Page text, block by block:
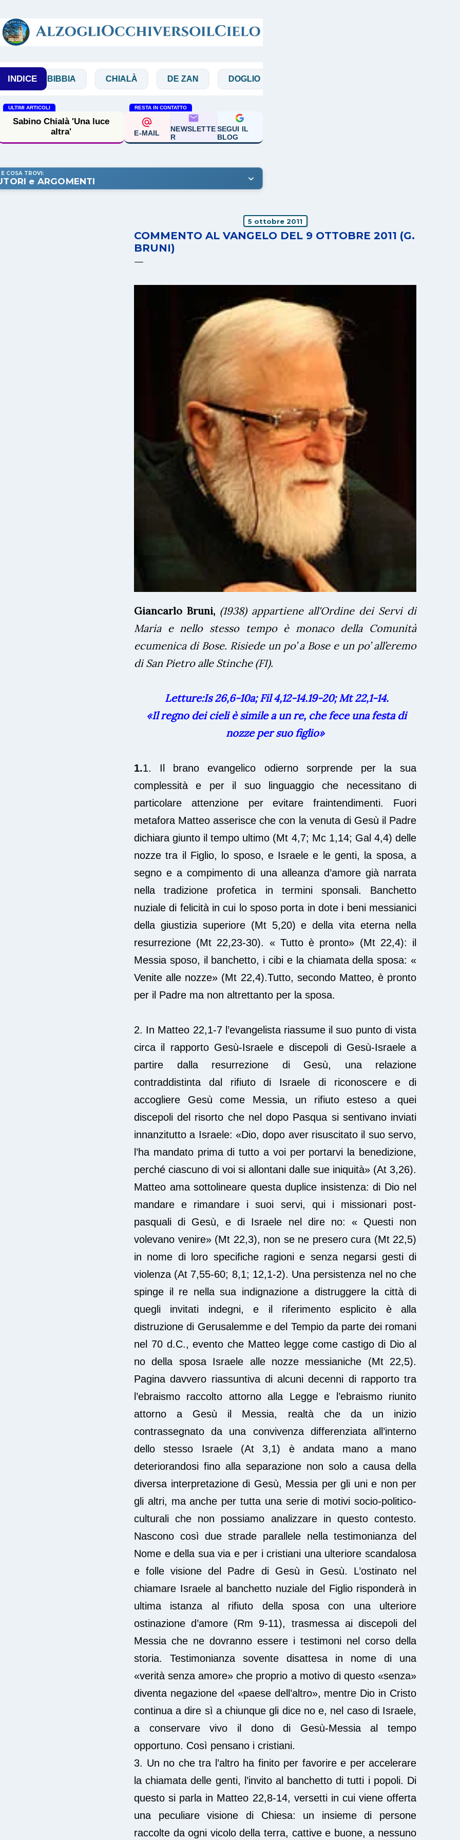
INDICE
BIBBIA CHIALÀ DE ZAN DOGLIO MAGGI
ULTIMI ARTICOLI
Sabino Chialà 'Una luce
altra'
RESTA IN CONTATTO
E-MAIL
NEWSLETTE
R
SEGUI IL
BLOG
E COSA TROVI:
e ARGOMENTI
5 ottobre 2011
COMMENTO AL VANGELO DEL 9 OTTOBRE 2011 (G.
BRUNI)
Giancarlo Bruni, (1938) appartiene all'Ordine dei Servi di
Maria e nello stesso tempo è monaco della Comunità
ecumenica di Bose. Risiede un po’ a Bose e un po’ all’eremo
di San Pietro alle Stinche (FI).
Letture:Is 26,6-10a; Fil 4,12-14.19-20; Mt 22,1-14.
«Il regno dei cieli è simile a un re, che fece una festa di
nozze per suo figlio»
1.1. Il brano evangelico odierno sorprende per la sua
complessità e per il suo linguaggio che necessitano di
particolare attenzione per evitare fraintendimenti. Fuori
metafora Matteo asserisce che con la venuta di Gesù il Padre
dichiara giunto il tempo ultimo (Mt 4,7; Mc 1,14; Gal 4,4) delle
nozze tra il Figlio, lo sposo, e Israele e le genti, la sposa, a
segno e a compimento di una alleanza d’amore già narrata
nella tradizione profetica in termini sponsali. Banchetto
nuziale di felicità in cui lo sposo porta in dote i beni messianici
della giustizia superiore (Mt 5,20) e della vita eterna nella
resurrezione (Mt 22,23-30). « Tutto è pronto» (Mt 22,4): il
Messia sposo, il banchetto, i cibi e la chiamata della sposa: «
Venite alle nozze» (Mt 22,4).Tutto, secondo Matteo, è pronto
per il Padre ma non altrettanto per la sposa.
2. In Matteo 22,1-7 l’evangelista riassume il suo punto di vista
circa il rapporto Gesù-Israele e discepoli di Gesù-Israele a
partire dalla resurrezione di Gesù, una relazione
contraddistinta dal rifiuto di Israele di riconoscere e di
accogliere Gesù come Messia, un rifiuto esteso a quei
discepoli del risorto che nel dopo Pasqua si sentivano inviati
innanzitutto a Israele: «Dio, dopo aver risuscitato il suo servo,
l’ha mandato prima di tutto a voi per portarvi la benedizione,
perché ciascuno di voi si allontani dalle sue iniquità» (At 3,26).
Matteo ama sottolineare questa duplice insistenza: di Dio nel
mandare e rimandare i suoi servi, qui i missionari post-
pasquali di Gesù, e di Israele nel dire no: « Questi non
volevano venire» (Mt 22,3), non se ne presero cura (Mt 22,5)
in nome di loro specifiche ragioni e senza negarsi gesti di
violenza (At 7,55-60; 8,1; 12,1-2). Una persistenza nel no che
spinge il re nella sua indignazione a distruggere la città di
quegli invitati indegni, e il riferimento esplicito è alla
distruzione di Gerusalemme e del Tempio da parte dei romani
nel 70 d.C., evento che Matteo legge come castigo di Dio al
no della sposa Israele alle nozze messianiche (Mt 22,5).
Pagina davvero riassuntiva di alcuni decenni di rapporto tra
l’ebraismo raccolto attorno alla Legge e l’ebraismo riunito
attorno a Gesù il Messia, realtà che da un inizio
contrassegnato da una convivenza differenziata all’interno
dello stesso Israele (At 3,1) è andata mano a mano
deteriorandosi fino alla separazione non solo a causa della
diversa interpretazione di Gesù, Messia per gli uni e non per
gli altri, ma anche per tutta una serie di motivi socio-politico-
culturali che non possiamo analizzare in questo contesto.
Nascono così due strade parallele nella testimonianza del
Nome e della sua via e per i cristiani una ulteriore scandalosa
e folle visione del Padre di Gesù in Gesù. L’ostinato nel
chiamare Israele al banchetto nuziale del Figlio risponderà in
ultima istanza al rifiuto della sposa con una ulteriore
ostinazione d’amore (Rm 9-11), trasmessa ai discepoli del
Messia che ne dovranno essere i testimoni nel corso della
storia. Testimonianza sovente disattesa in nome di una
«verità senza amore» che proprio a motivo di questo «senza»
diventa negazione del «paese dell’altro», mentre Dio in Cristo
continua a dire sì a chiunque gli dice no e, nel caso di Israele,
a conservare vivo il dono di Gesù-Messia al tempo
opportuno. Così pensano i cristiani.
3. Un no che tra l’altro ha finito per favorire e per accelerare
la chiamata delle genti, l’invito al banchetto di tutti i popoli. Di
questo si parla in Matteo 22,8-14, versetti in cui viene offerta
una peculiare visione di Chiesa: un insieme di persone
raccolte da ogni vicolo della terra, cattive e buone, a nessuno